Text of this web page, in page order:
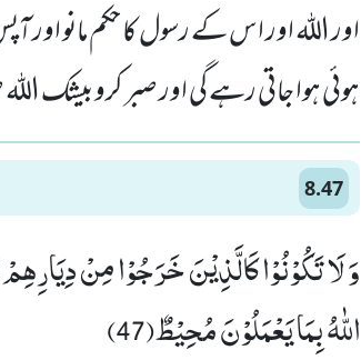
اور اللہ اور اس کے رسول کا حکم مانو اور
ہوئی ہوا جاتی رہے گی اور صبر کرو بیشک
8.47
وَ لَا تَكُوْنُوْا كَالَّذِیْنَ خَرَجُوْا مِنْ
اللّٰهُ بِمَا یَعْمَلُوْنَ مُحِیْطٌ(47)